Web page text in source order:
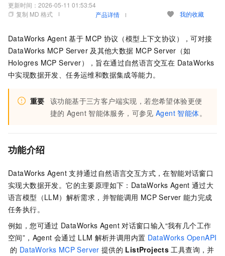
更新时间： 2026-05-11 01:53:54
复制 MD 格式
产品详情 我的收藏
DataWorks Agent 基于 MCP 协议（模型上下文协议），可对接
DataWorks MCP Server 及其他大数据 MCP Server（如
Hologres MCP Server），旨在通过自然语言交互在 DataWorks
中实现数据开发、任务运维和数据集成等能力。
重要 该功能基于三方客户端实现，若您希望体验更便
捷的 Agent 智能体服务，可参见 Agent 智能体。
功能介绍
DataWorks Agent 支持通过自然语言交互方式，在智能对话窗口
实现大数据开发。它的主要原理如下：DataWorks Agent 通过大
语言模型（LLM）解析需求，并智能调用 MCP Server 能力完成
任务执行。
例如，您可通过 DataWorks Agent 对话窗口输入“我有几个工作
空间”，Agent 会通过 LLM 解析并调用内置 DataWorks OpenAPI
的 DataWorks MCP Server 提供的 ListProjects 工具查询，并